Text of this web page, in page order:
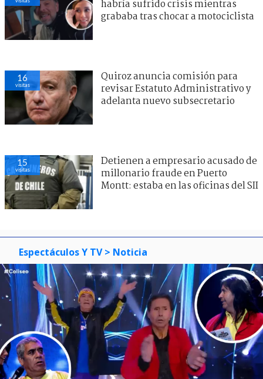
habría sufrido crisis mientras
grababa tras chocar a motociclista
16
visitas
Quiroz anuncia comisión para
revisar Estatuto Administrativo y
adelanta nuevo subsecretario
15
visitas
Detienen a empresario acusado de
millonario fraude en Puerto
Montt: estaba en las oficinas del SII
Espectáculos Y TV > Noticia